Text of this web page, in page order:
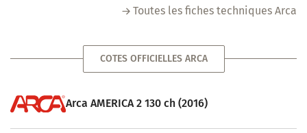
Toutes les fiches techniques Arca
COTES OFFICIELLES ARCA
Arca AMERICA 2 130 ch (2016)